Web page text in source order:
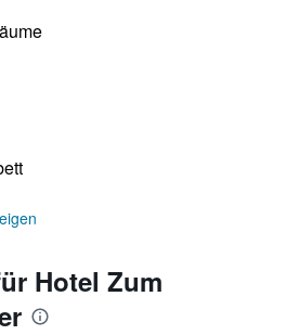
Hotel Zum